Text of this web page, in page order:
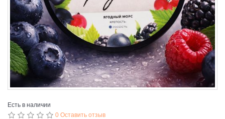
Есть в наличии
0 Оставить отзыв